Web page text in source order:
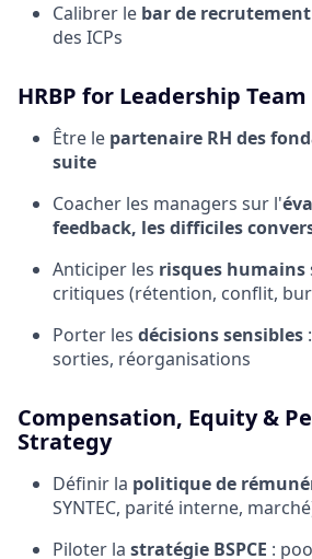
Calibrer le bar de recrutement
des ICPs
HRBP for Leadership Team
Être le partenaire RH des
suite
Coacher les managers sur l'
feedback, les difficiles
Anticiper les risques humains
critiques (rétention, conflit,
Porter les décisions sensibles
sorties, réorganisations
Compensation, Equity &
Strategy
Définir la politique de
SYNTEC, parité interne,
Piloter la stratégie BSPCE :